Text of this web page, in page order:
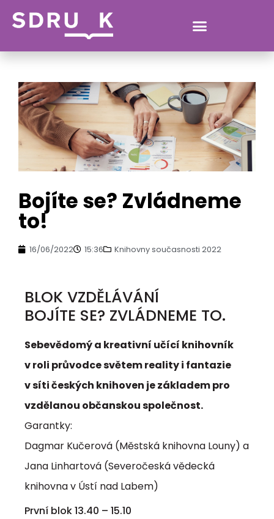
VERONIKA.CHRUSCOVA@MLP.CZ
Bojíte se? Zvládneme
to!
16/06/2022 15:36 Knihovny současnosti 2022
BLOK VZDĚLÁVÁNÍ
BOJÍTE SE? ZVLÁDNEME TO.
Sebevědomý a kreativní učící knihovník
v roli průvodce světem reality i fantazie
v síti českých knihoven je základem pro
vzdělanou občanskou společnost.
Garantky:
Dagmar Kučerová (Městská knihovna Louny) a
Jana Linhartová (Severočeská vědecká
knihovna v Ústí nad Labem)
První blok 13.40 – 15.10